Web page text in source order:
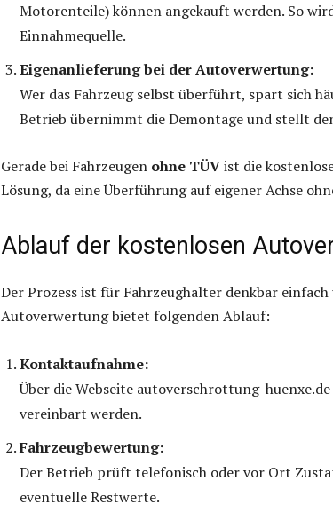
Motorenteile) können angekauft werden. So
Einnahmequelle.
Eigenanlieferung bei der Autoverwertung:
Wer das Fahrzeug selbst überführt, spart sich
Betrieb übernimmt die Demontage und stellt
Gerade bei Fahrzeugen ohne TÜVist die
Lösung, da eine Überführung auf eigener Achse
Ablauf der kostenlosen
Der Prozess ist für Fahrzeughalter denkbar
Autoverwertung bietet folgenden Ablauf:
Kontaktaufnahme:
Über die Webseite autoverschrottung-
vereinbart werden.
Fahrzeugbewertung:
Der Betrieb prüft telefonisch oder vor Ort
eventuelle Restwerte.